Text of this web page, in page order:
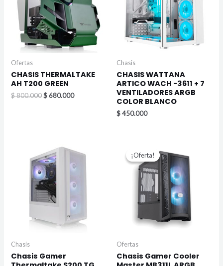
Ofertas
CHASIS THERMALTAKE
AH T200 GREEN
$800.000$680.000
Chasis
CHASIS WATTANA
ARTICO WACH -3611 + 7
VENTILADORES ARGB
COLOR BLANCO
$450.000
Chasis
Chasis Gamer
¡Oferta!
¡Oferta!
Ofertas
Chasis Gamer Cooler
precio
original
era:
$ 389.900.
actual
es:
$ 309.900.